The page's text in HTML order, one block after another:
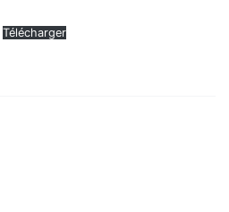
Télécharger